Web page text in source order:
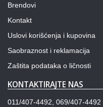
Brendovi
Kontakt
Uslovi korišćenja i kupovina
Saobraznost i reklamacija
Zaštita podataka o ličnosti
KONTAKTIRAJTE NAS
011/407-4492, 069/407-4492